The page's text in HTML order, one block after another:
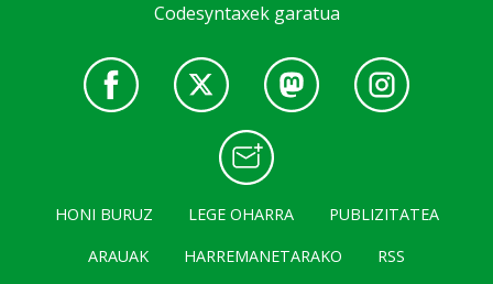
Codesyntaxek garatua
HONI BURUZ LEGE OHARRA
PUBLIZITATEA
ARAUAK
HARREMANETARAKO RSS